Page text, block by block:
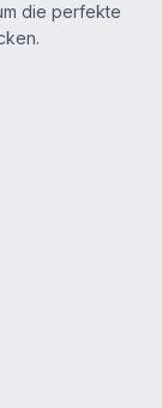
die perfekte